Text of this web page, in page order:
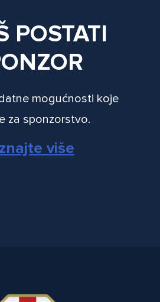
POSTATI
mogućnosti koje
za sponzorstvo.
više